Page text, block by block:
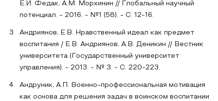
Е.И. Федак, А.М. Морхинин // Глобальный научный
потенциал. - 2016. - №1 (58). - С. 12-16.
Андриянов, Е.В. Нравственный идеал как предмет
воспитания / Е.В. Андриянов, А.В. Деникин // Вестник
университета (Государственный университет
управления). - 2013. - № 3. - С. 220-223.
Андруник, А.П. Военно-профессиональная мотивация
как основа для решения задач в воинском воспитании